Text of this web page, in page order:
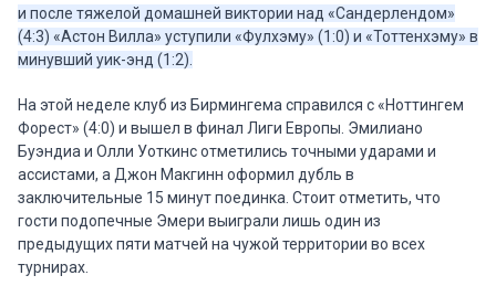
и после тяжелой домашней виктории над «Сандерлендом»
(4:3) «Астон Вилла» уступили «Фулхэму» (1:0) и «Тоттенхэму» в
минувший уик-энд (1:2).
На этой неделе клуб из Бирмингема справился с «Ноттингем
Форест» (4:0) и вышел в финал Лиги Европы. Эмилиано
Буэндиа и Олли Уоткинс отметились точными ударами и
ассистами, а Джон Макгинн оформил дубль в
заключительные 15 минут поединка. Стоит отметить, что
гости подопечные Эмери выиграли лишь один из
предыдущих пяти матчей на чужой территории во всех
турнирах.